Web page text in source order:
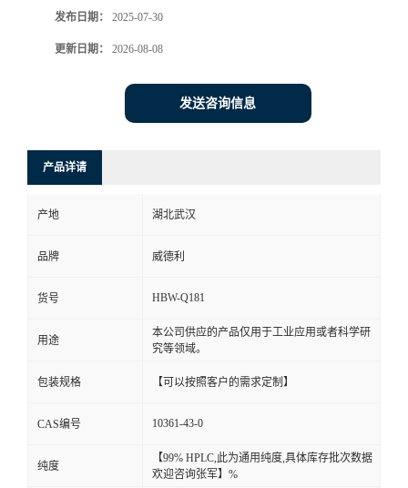
发布日期： 2025-07-30
更新日期： 2026-08-08
发送咨询信息
产品详请
产地 湖北武汉
品牌 威德利
货号 HBW-Q181
用途
本公司供应的产品仅用于工业应用或者科学研
究等领域。
包装规格 【可以按照客户的需求定制】
CAS编号 10361-43-0
纯度
【99% HPLC,此为通用纯度,具体库存批次数据
欢迎咨询张军】%